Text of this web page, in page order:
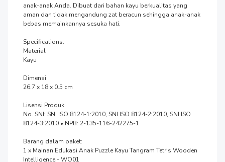
anak-anak Anda. Dibuat dari bahan kayu berkualitas yang
aman dan tidak mengandung zat beracun sehingga anak-anak
bebas memainkannya sesuka hati.
Specifications:
Material
Kayu
Dimensi
26.7 x 18 x 0.5 cm
Lisensi Produk
No. SNI: SNI ISO 8124-1:2010, SNI ISO 8124-2:2010, SNI ISO
8124-3:2010 • NPB: 2-135-116-242275-1
Barang dalam paket:
1 x Mainan Edukasi Anak Puzzle Kayu Tangram Tetris Wooden
Intelligence - WO01